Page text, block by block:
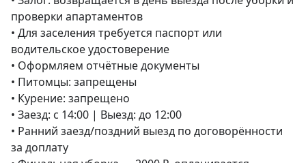
проверки апартаментов
• Для заселения требуется паспорт или
водительское удостоверение
• Оформляем отчётные документы
• Питомцы: запрещены
• Курение: запрещено
• Заезд: с 14:00 | Выезд: до 12:00
• Ранний заезд/поздний выезд по договорённости
за доплату